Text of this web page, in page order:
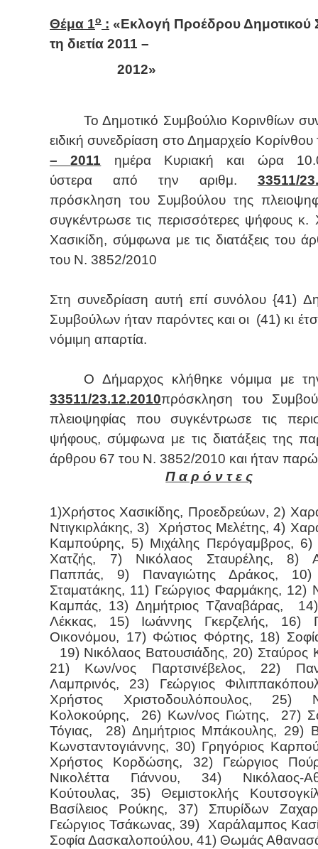
Θέμα 1ο : «Εκλογή Προέδρου Δημοτικού
τη διετία 2011 –
2012»
Το Δημοτικό Συμβούλιο Κορινθίων
ειδική συνεδρίαση στο Δημαρχείο
–2011
ημέρα Κυριακή και ώρα
ύστερα από την αριθμ. 33511/
πρόσκληση του Συμβούλου της
συγκέντρωσε τις περισσότερες ψήφους κ.
Χασικίδη, σύμφωνα με τις διατάξεις του
του Ν. 3852/2010
Στη συνεδρίαση αυτή επί συνόλου {41)
Συμβούλων ήταν παρόντες και οι (41) κι
νόμιμη απαρτία.
Ο Δήμαρχος κλήθηκε νόμιμα με
33511/23.12.2010πρόσκληση του
πλειοψηφίας που συγκέντρωσε τις
ψήφους, σύμφωνα με τις διατάξεις της
άρθρου 67 του Ν. 3852/2010 και ήταν
Π α ρ ό ν τ ε ς
1)Χρήστος Χασικίδης, Προεδρεύων, 2)
Ντιγκιρλάκης, 3) Χρήστος Μελέτης, 4)
Καμπούρης, 5) Μιχάλης Περόγαμβρος, 6)
Χατζής, 7) Νικόλαος Σταυρέλης, 8)
Παππάς, 9) Παναγιώτης Δράκος, 10)
Σταματάκης, 11) Γεώργιος Φαρμάκης, 12)
Καμπάς, 13) Δημήτριος Τζαναβάρας,
Λέκκας, 15) Ιωάννης Γκερζελής, 16)
Οικονόμου, 17) Φώτιος Φόρτης, 18)
19) Νικόλαος Βατουσιάδης, 20) Σταύρος
21) Κων/νος Παρτσινέβελος, 22)
Λαμπρινός, 23) Γεώργιος
Χρήστος Χριστοδουλόπουλος, 25)
Κολοκούρης, 26) Κων/νος Γιώτης, 27)
Τόγιας, 28) Δημήτριος Μπάκουλης, 29)
Κωνσταντογιάννης, 30) Γρηγόριος
Χρήστος Κορδώσης, 32) Γεώργιος
Νικολέττα Γιάννου, 34) Νικόλαος-
Κούτουλας, 35) Θεμιστοκλής
Βασίλειος Ρούκης, 37) Σπυρίδων
Γεώργιος Τσάκωνας, 39) Χαράλαμπος
Σοφία Δασκαλοπούλου, 41) Θωμάς